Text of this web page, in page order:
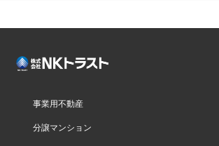
事業用不動産
分譲マンション